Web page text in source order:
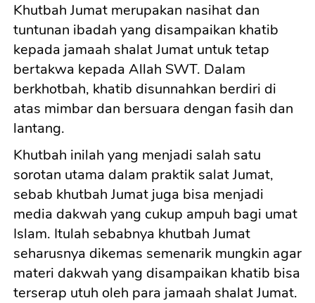
Khutbah Jumat merupakan nasihat dan
tuntunan ibadah yang disampaikan khatib
kepada jamaah shalat Jumat untuk tetap
bertakwa kepada Allah SWT. Dalam
berkhotbah, khatib disunnahkan berdiri di
atas mimbar dan bersuara dengan fasih dan
lantang.
Khutbah inilah yang menjadi salah satu
sorotan utama dalam praktik salat Jumat,
sebab khutbah Jumat juga bisa menjadi
media dakwah yang cukup ampuh bagi umat
Islam. Itulah sebabnya khutbah Jumat
seharusnya dikemas semenarik mungkin agar
materi dakwah yang disampaikan khatib bisa
terserap utuh oleh para jamaah shalat Jumat.